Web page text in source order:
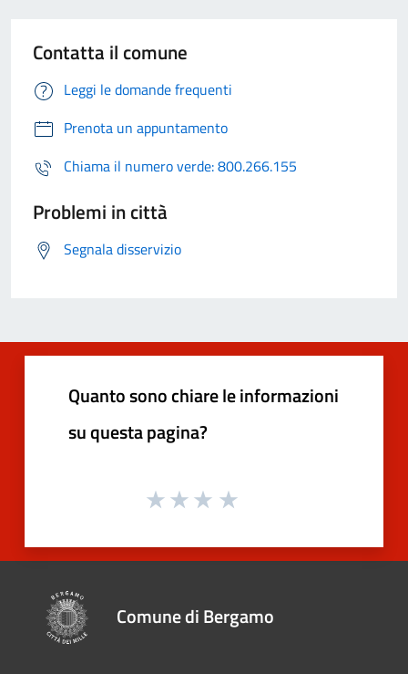
Contatta il comune
Leggi le domande frequenti
Prenota un appuntamento
Chiama il numero verde: 800.266.155
Problemi in città
Segnala disservizio
Quanto sono chiare le informazioni
su questa pagina?
Comune di Bergamo